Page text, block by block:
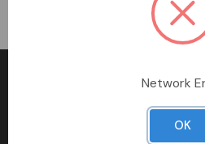
Network
OK